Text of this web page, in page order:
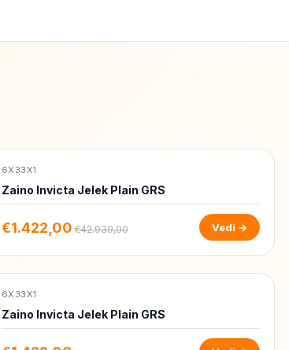
-97%
6X33X1
Zaino Invicta Jelek Plain GRS
€1.422,00 €42.939,00 Vedi →
-97%
6X33X1
Zaino Invicta Jelek Plain GRS